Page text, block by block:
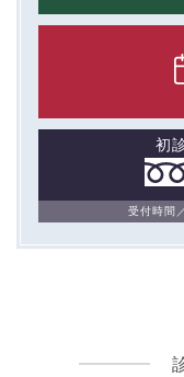
初
受付時間